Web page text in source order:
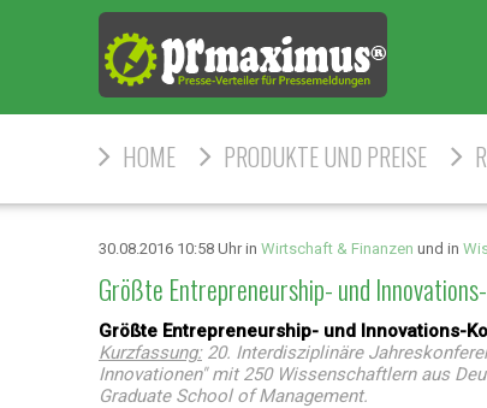
HOME PRODUKTE UND PREISE
30.08.2016 10:58 Uhr in Wirtschaft & Finanzen und in
Größte Entrepreneurship- und
Größte Entrepreneurship- und Innovations-
Kurzfassung:20. Interdisziplinäre
Innovationen" mit 250 Wissenschaftlern aus
Graduate School of Management.